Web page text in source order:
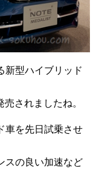
新型ハイブリッド
売されましたね。
車を先日試乗させ
スの良い加速など